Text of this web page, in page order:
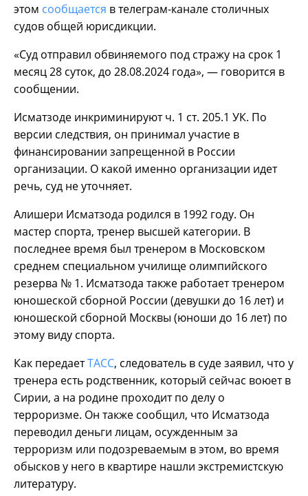
этом сообщается в телеграм-канале столичных
судов общей юрисдикции.
«Суд отправил обвиняемого под стражу на срок 1
месяц 28 суток, до 28.08.2024 года», — говорится в
сообщении.
Исматзоде инкриминируют ч. 1 ст. 205.1 УК. По
версии следствия, он принимал участие в
финансировании запрещенной в России
организации. О какой именно организации идет
речь, суд не уточняет.
Алишери Исматзода родился в 1992 году. Он
мастер спорта, тренер высшей категории. В
последнее время был тренером в Московском
среднем специальном училище олимпийского
резерва № 1. Исматзода также работает тренером
юношеской сборной России (девушки до 16 лет) и
юношеской сборной Москвы (юноши до 16 лет) по
этому виду спорта.
Как передаетТАСС, следователь в суде заявил, что у
тренера есть родственник, который сейчас воюет в
Сирии, а на родине проходит по делу о
терроризме. Он также сообщил, что Исматзода
переводил деньги лицам, осужденным за
терроризм или подозреваемым в этом, во время
обысков у него в квартире нашли экстремистскую
литературу.